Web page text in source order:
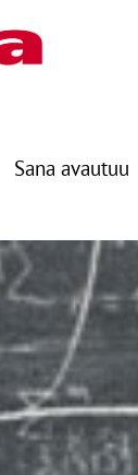
Sana avautuu